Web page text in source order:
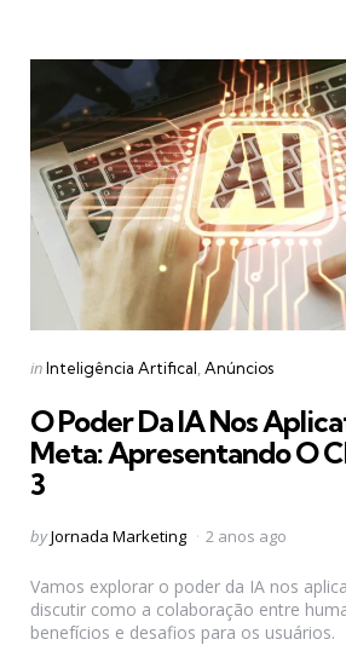
Categories
Posted
inInteligência Artifical Anúncios
O Poder Da IA Nos
Meta: Apresentando O
3
Posted
byJornada Marketing 2 anos ago
Vamos explorar o poder da IA nos
discutir como a colaboração entre
benefícios e desafios para os usuários.